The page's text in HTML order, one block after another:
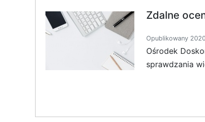
Zdalne
Opublikowany
Ośrodek
sprawdzania